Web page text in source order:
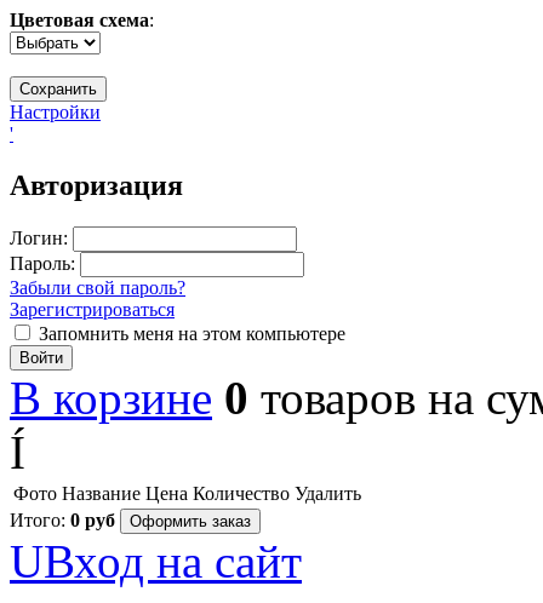
Цветовая схема:
Настройки
'
Авторизация
Логин:
Пароль:
Забыли свой пароль?
Зарегистрироваться
Запомнить меня на этом компьютере
Войти
В корзине 0 товаров на
Í
Фото Название Цена Количество Удалить
Итого: 0 руб Оформить заказ
UВход на сайт